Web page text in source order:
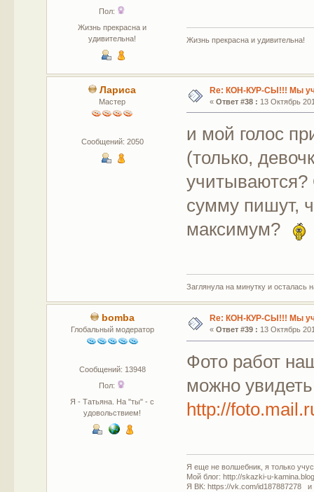
Пол:
Жизнь прекрасна и
удивительна!
Жизнь прекрасна и удивительна!
Лариса
Мастер
Сообщений: 2050
Re: КОН-КУР-СЫ!!! Мы
« Ответ #38 : 13 Октябрь
и мой голос
(только,
учитываются?
сумму пишут,
максимум?
Заглянула на минутку и осталась
bomba
Глобальный модератор
Сообщений: 13948
Пол:
Я - Татьяна. На "ты" - с
удовольствием!
Re: КОН-КУР-СЫ!!! Мы
« Ответ #39 : 13 Октябрь
Фото работ
можно
http://
Я еще не волшебник, я только
Мой блог: http://skazki-u-
Я ВК: https://vk.com/id187887278 и